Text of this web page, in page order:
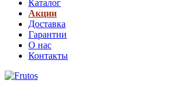
Каталог
Акции
Доставка
Гарантии
О нас
Контакты